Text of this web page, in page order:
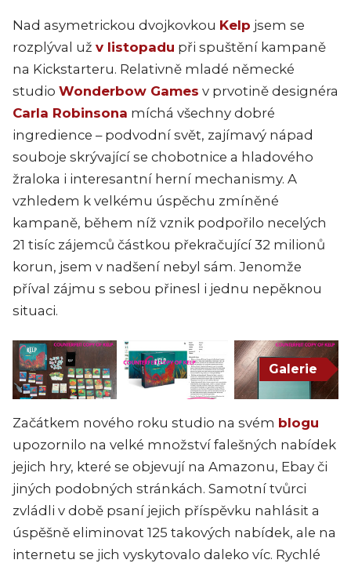
Nad asymetrickou dvojkovkou Kelp jsem se
rozplýval už v listopadu při spuštění kampaně
na Kickstarteru. Relativně mladé německé
studio Wonderbow Games v prvotině designéra
Carla Robinsona míchá všechny dobré
ingredience – podvodní svět, zajímavý nápad
souboje skrývající se chobotnice a hladového
žraloka i interesantní herní mechanismy. A
vzhledem k velkému úspěchu zmíněné
kampaně, během níž vznik podpořilo necelých
21 tisíc zájemců částkou překračující 32 milionů
korun, jsem v nadšení nebyl sám. Jenomže
příval zájmu s sebou přinesl i jednu nepěknou
situaci.
Galerie
Začátkem nového roku studio na svém blogu
upozornilo na velké množství falešných nabídek
jejich hry, které se objevují na Amazonu, Ebay či
jiných podobných stránkách. Samotní tvůrci
zvládli v době psaní jejich příspěvku nahlásit a
úspěšně eliminovat 125 takových nabídek, ale na
internetu se jich vyskytovalo daleko víc. Rychlé